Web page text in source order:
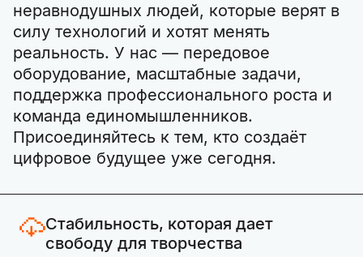
неравнодушных людей, которые верят в
силу технологий и хотят менять
реальность. У нас — передовое
оборудование, масштабные задачи,
поддержка профессионального роста и
команда единомышленников.
Присоединяйтесь к тем, кто создаёт
цифровое будущее уже сегодня.
Стабильность, которая дает
свободу для творчества